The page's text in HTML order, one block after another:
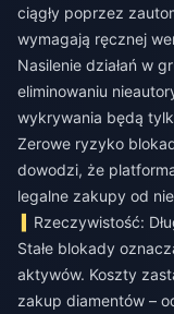
ciągły poprzez
wymagają ręcznej
Nasilenie działań w
eliminowaniu
wykrywania będą
Zerowe ryzyko
dowodzi, że
legalne zakupy od
Rzeczywistość:
Stałe blokady
aktywów. Koszty
zakup diamentów –